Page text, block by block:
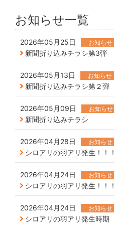
お知らせ一覧
2026年05月25日 お知らせ
新聞折り込みチラシ第3弾
2026年05月13日 お知らせ
新聞折り込みチラシ第２弾
2026年05月09日 お知らせ
新聞折り込みチラシ
2026年04月28日 お知らせ
シロアリの羽アリ発生！！！
2026年04月24日 お知らせ
シロアリの羽アリ発生！！！
2026年04月24日 お知らせ
シロアリの羽アリ発生時期